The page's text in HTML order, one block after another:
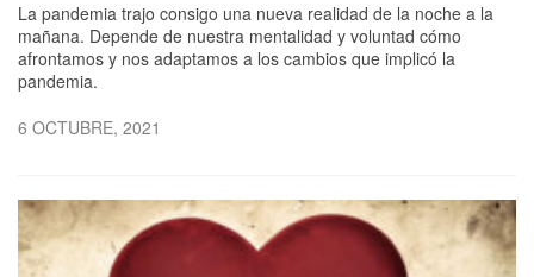
La pandemia trajo consigo una nueva realidad de la noche a la
mañana. Depende de nuestra mentalidad y voluntad cómo
afrontamos y nos adaptamos a los cambios que implicó la
pandemia.
6 OCTUBRE, 2021